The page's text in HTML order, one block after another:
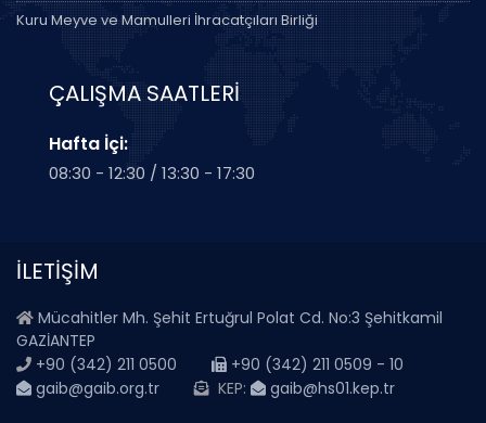
Kuru Meyve ve Mamulleri İhracatçıları Birliği
ÇALIŞMA SAATLERİ
Hafta İçi:
08:30 - 12:30 / 13:30 - 17:30
İLETİŞİM
Mücahitler Mh. Şehit Ertuğrul Polat Cd. No:3 Şehitkamil
GAZİANTEP
+90 (342) 211 0500
+90 (342) 211 0509 - 10
gaib@gaib.org.tr
KEP: gaib@hs01.kep.tr